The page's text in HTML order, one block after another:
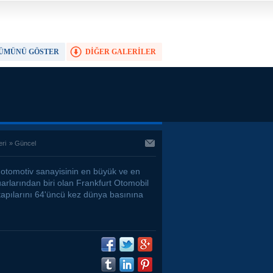
DİĞER GALERİLER
GÖSTER
» Güncel
sanayisinin en büyük ve en
biri olan Frankfurt Otomobil
64'üncü kez dünya basınına